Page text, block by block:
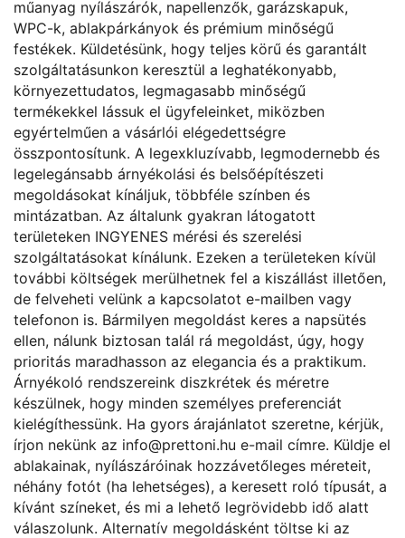
műanyag nyílászárók, napellenzők, garázskapuk,
WPC-k, ablakpárkányok és prémium minőségű
festékek. Küldetésünk, hogy teljes körű és garantált
szolgáltatásunkon keresztül a leghatékonyabb,
környezettudatos, legmagasabb minőségű
termékekkel lássuk el ügyfeleinket, miközben
egyértelműen a vásárlói elégedettségre
összpontosítunk. A legexkluzívabb, legmodernebb és
legelegánsabb árnyékolási és belsőépítészeti
megoldásokat kínáljuk, többféle színben és
mintázatban. Az általunk gyakran látogatott
területeken INGYENES mérési és szerelési
szolgáltatásokat kínálunk. Ezeken a területeken kívül
további költségek merülhetnek fel a kiszállást illetően,
de felveheti velünk a kapcsolatot e-mailben vagy
telefonon is. Bármilyen megoldást keres a napsütés
ellen, nálunk biztosan talál rá megoldást, úgy, hogy
prioritás maradhasson az elegancia és a praktikum.
Árnyékoló rendszereink diszkrétek és méretre
készülnek, hogy minden személyes preferenciát
kielégíthessünk. Ha gyors árajánlatot szeretne, kérjük,
írjon nekünk az info@prettoni.hu e-mail címre. Küldje el
ablakainak, nyílászáróinak hozzávetőleges méreteit,
néhány fotót (ha lehetséges), a keresett roló típusát, a
kívánt színeket, és mi a lehető legrövidebb idő alatt
válaszolunk. Alternatív megoldásként töltse ki az